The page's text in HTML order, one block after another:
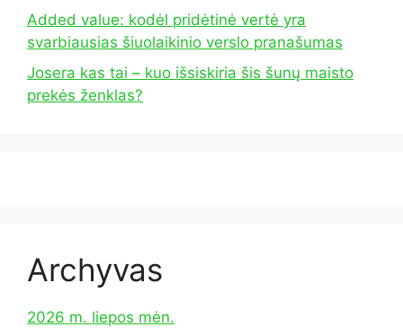
Added value: kodėl pridėtinė vertė yra
svarbiausias šiuolaikinio verslo pranašumas
Josera kas tai – kuo išsiskiria šis šunų maisto
prekės ženklas?
Archyvas
2026 m. liepos mėn.